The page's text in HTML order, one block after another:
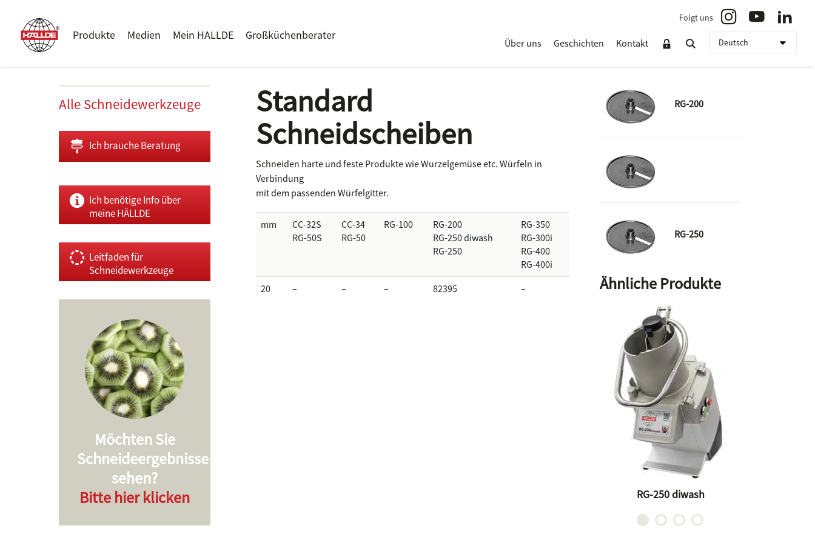
Produkte Medien Mein HALLDE Großküchenberater
Folgt uns
Über uns Geschichten Kontakt
Standard
Schneidscheiben
Schneiden harte und feste Produkte wie Wurzelgemüse etc. Würfeln in
Verbindung
mit dem passenden Würfelgitter.
mm
CC-32S
RG-50S
CC-34
RG-50
RG-100
RG-200
RG-250 diwash
RG-250
RG-350
RG-300i
RG-400
RG-400i
20
– – – 82395 –
RG-200
RG-250
Ähnliche Produkte
RG-250 diwash
Alle Schneidewerkzeuge
Ich brauche Beratung
Ich benötige Info über
meine HÄLLDE
Leitfaden für
Schneidewerkzeuge
Möchten Sie
Schneideergebnisse
sehen?
Bitte hier klicken